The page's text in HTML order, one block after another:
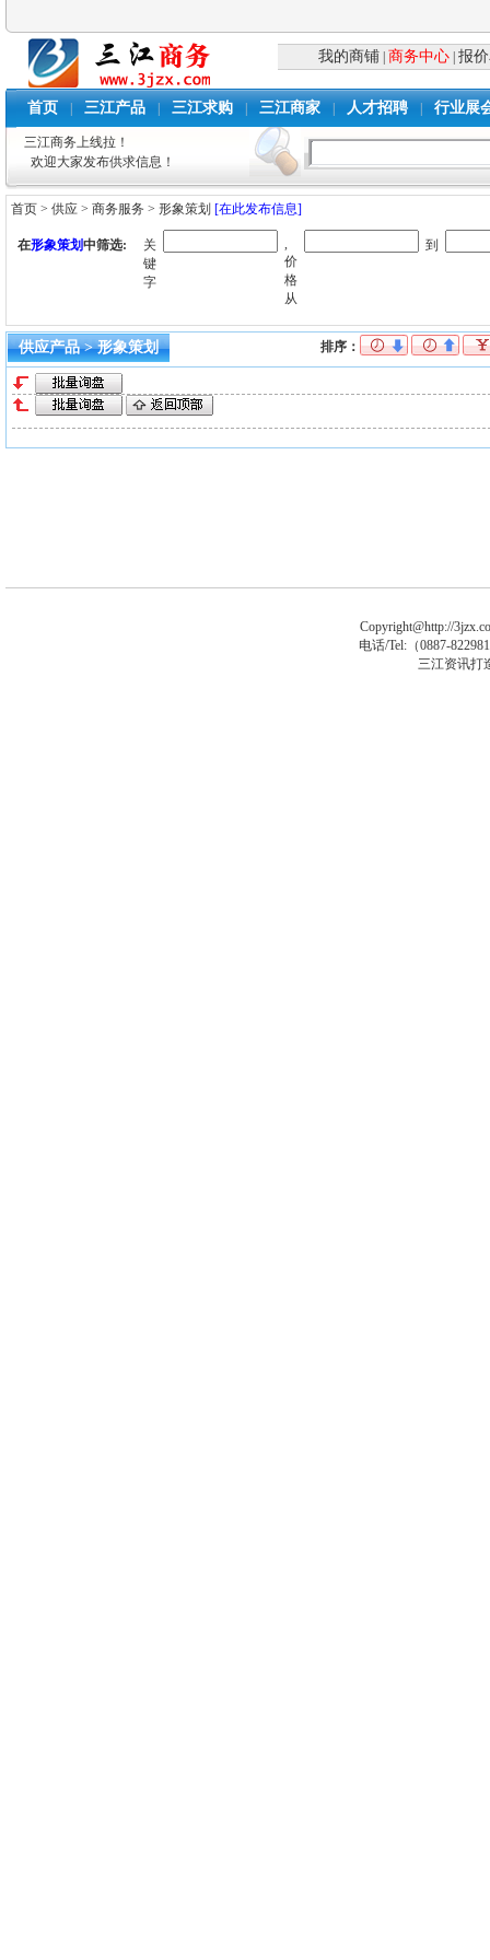
我的商铺 商务中心 |报
首页 三江产品 三江求购 三江商家 人才招聘 行业展
三江商务上线拉！
欢迎大家发布供求信息！
首页 >供应 >商务服务 >形象策划 [在此发布信息]
在形象策划中筛选:
关
键
字
,
价
格
从
到
供应产品 > 形象策划 排序：
Copyright@http://
电话/Tel:（0887-
三江资讯打